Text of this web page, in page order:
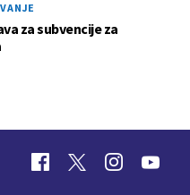
za subvencije za